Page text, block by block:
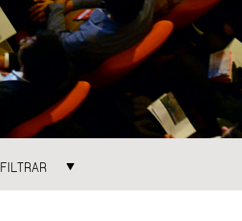
FILTRAR
TEMAS